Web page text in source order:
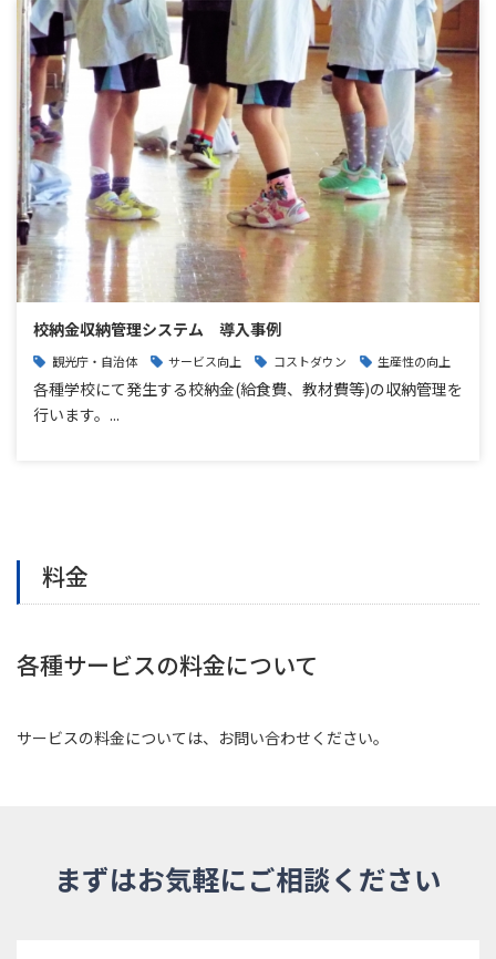
校納金収納管理システム 導入事例
観光庁・自治体 サービス向上 コストダウン 生産性の向上
各種学校にて発生する校納金(給食費、教材費等)の収納管理を
行います。...
料金
各種サービスの料金について
サービスの料金については、お問い合わせください。
まずはお気軽にご相談ください